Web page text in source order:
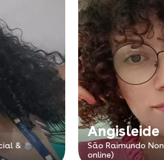
&
Angisleide
São Raimundo
online)